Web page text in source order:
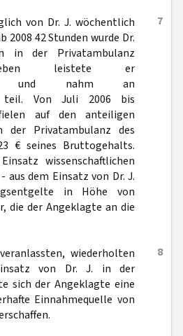
7
von Dr. J. wöchentlich
2008 42 Stunden wurde Dr.
in der Privatambulanz
leistete er
und nahm an
teil. Von Juli 2006 bis
auf den anteiligen
Privatambulanz des
€ seines Bruttogehalts.
wissenschaftlichen
aus dem Einsatz von Dr. J.
in Höhe von
die der Angeklagte an die
8
wiederholten
von Dr. J. in der
sich der Angeklagte eine
Einnahmequelle von